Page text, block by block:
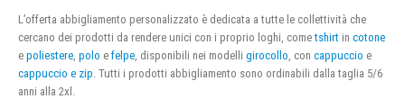
L’offerta abbigliamento personalizzato è dedicata a tutte le collettività che
cercano dei prodotti da rendere unici con i proprio loghi, cometshirt in cotone
e poliestere, polo e felpe, disponibili nei modelli girocollo, con cappuccio e
cappuccio e zip. Tutti i prodotti abbigliamento sono ordinabili dalla taglia 5/6
anni alla 2xl.